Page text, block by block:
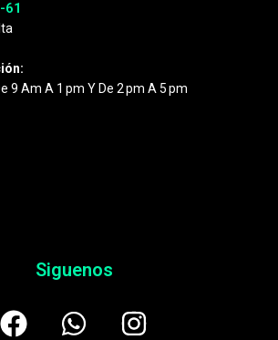
61
9 Am A 1 Pm Y De 2 Pm A 5 Pm
Siguenos